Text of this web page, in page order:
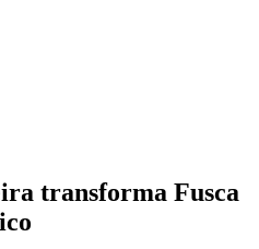
transforma Fusca